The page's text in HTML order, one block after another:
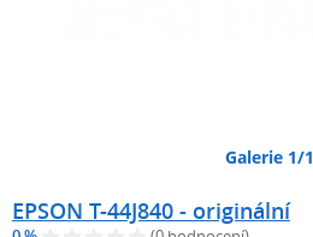
Galerie 1/1
EPSON T-44J840 - originální